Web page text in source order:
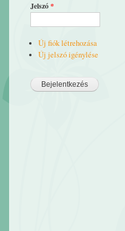
Jelszó*
Új fiók létrehozása
Új jelszó igénylése